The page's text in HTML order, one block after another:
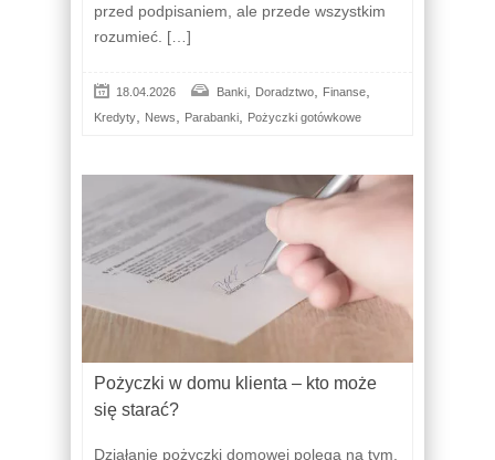
przed podpisaniem, ale przede wszystkim
rozumieć. […]
18.04.2026 Banki Doradztwo Finanse
Kredyty News Parabanki Pożyczki gotówkowe
Pożyczki w domu klienta – kto może
się starać?
Działanie pożyczki domowej polega na tym,